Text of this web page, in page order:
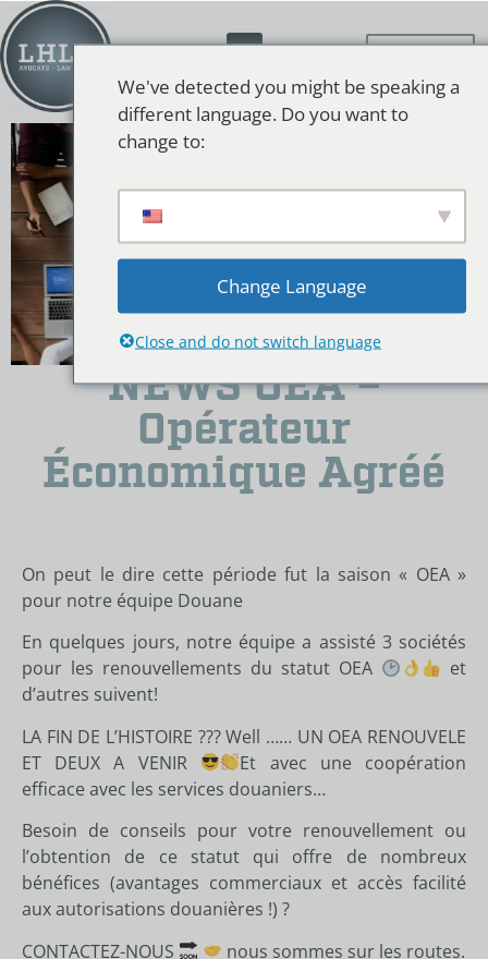
NEWS OEA –
Opérateur
Économique Agréé
On peut le dire cette période fut la saison « OEA »
pour notre équipe Douane
En quelques jours, notre équipe a assisté 3 sociétés
pour les renouvellements du statut OEA
et
d’autres suivent!
LA FIN DE L’HISTOIRE ??? Well …… UN OEA RENOUVELE
ET DEUX A VENIR
Et avec une coopération
efficace avec les services douaniers…
Besoin de conseils pour votre renouvellement ou
l’obtention de ce statut qui offre de nombreux
bénéfices (avantages commerciaux et accès facilité
aux autorisations douanières !) ?
CONTACTEZ-NOUS
nous sommes sur les routes.
We've detected you might be speaking a
different language. Do you want to
change to:
Change Language
Close and do not switch language